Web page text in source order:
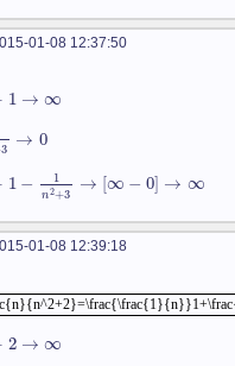
01-08 12:37:50
1 → ∞
3 → 0
1− 1
n2+3 → [∞ − 0] → ∞
01-08 12:39:18
2 → ∞